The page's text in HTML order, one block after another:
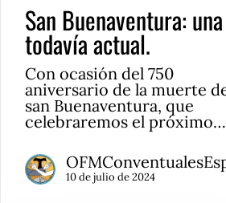
San Buenaventura:
todavía actual.
Con ocasión del 750
aniversario de la muerte
san Buenaventura, que
celebraremos el próximo…
10 de julio de 2024